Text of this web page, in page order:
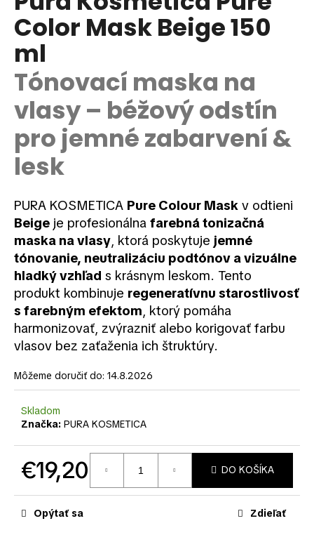
je
0,0
z
hviezdičiek.
Color Mask Beige 150
ml
Tónovací maska na
vlasy – béžový odstín
pro jemné zabarvení &
lesk
PURA KOSMETICA Pure Colour Mask v odtieni
Beige je profesionálna farebná tonizačná
maska na vlasy, ktorá poskytuje jemné
tónovanie, neutralizáciu podtónov a vizuálne
hladký vzhľad s krásnym leskom. Tento
produkt kombinuje regeneratívnu starostlivosť
s farebným efektom, ktorý pomáha
harmonizovať, zvýrazniť alebo korigovať farbu
vlasov bez zaťaženia ich štruktúry.
Môžeme doručiť do: 14.8.2026
Skladom
Značka: PURA KOSMETICA
€19,20 DO KOŠÍKA
Opýtať sa Zdieľať
á
j
s
ť
?
O
d
p
o
r
ú
č
a
m